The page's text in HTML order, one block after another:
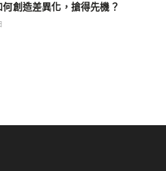
創造差異化，搶得先機？